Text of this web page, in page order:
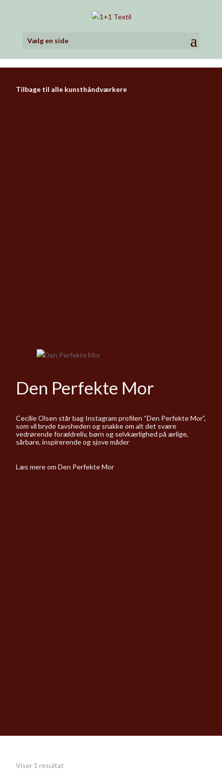
Vælg en side
Tilbage til alle kunsthåndværkere
Den Perfekte Mor
Cecilie Olsen står bag Instagram profilen “Den Perfekte Mor”,
som vil bryde tavsheden og snakke om alt det svære
vedrørende forældreliv, børn og selvkærlighed på ærlige,
sårbare, inspirerende og sjove måder
Læs mere om Den Perfekte Mor
Viser 1 resultat